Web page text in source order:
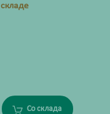
складе
Со склада